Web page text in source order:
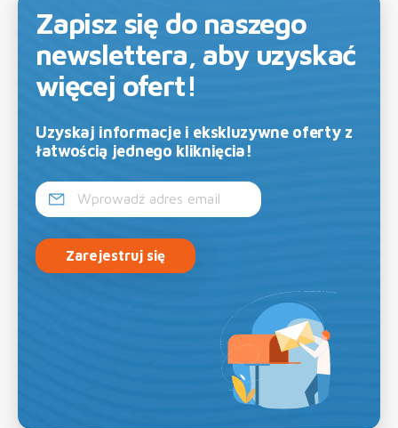
Zapisz się do naszego
newslettera, aby uzyskać
więcej ofert!
Uzyskaj informacje i ekskluzywne oferty z
łatwością jednego kliknięcia!
Zarejestruj się